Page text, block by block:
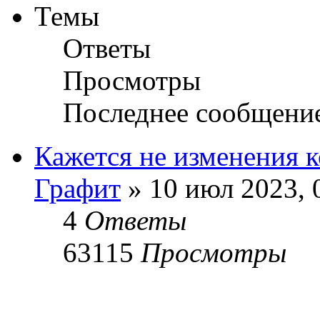
Темы
Ответы
Просмотры
Последнее
Кажется не изменения
Графит » 10 июл 2023,
4 Ответы
63115 Просмотры